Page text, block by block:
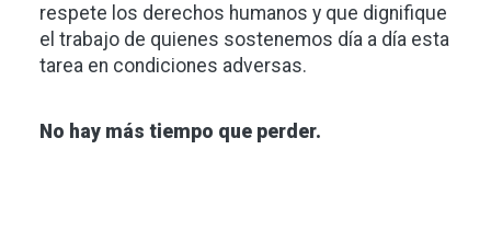
respete los derechos humanos y que dignifique
el trabajo de quienes sostenemos día a día esta
tarea en condiciones adversas.
No hay más tiempo que perder.